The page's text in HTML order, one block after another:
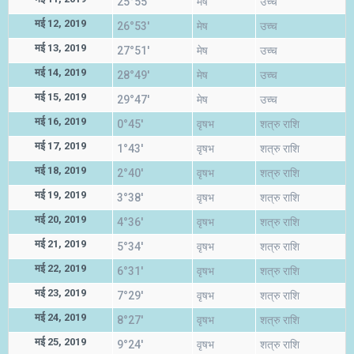
मई 12, 2019 26°53' मेष उच्च
मई 13, 2019 27°51' मेष उच्च
मई 14, 2019 28°49' मेष उच्च
मई 15, 2019 29°47' मेष उच्च
मई 16, 2019 0°45' वृषभ शत्रु राशि
मई 17, 2019 1°43' वृषभ शत्रु राशि
मई 18, 2019 2°40' वृषभ शत्रु राशि
मई 19, 2019 3°38' वृषभ शत्रु राशि
मई 20, 2019 4°36' वृषभ शत्रु राशि
मई 21, 2019 5°34' वृषभ शत्रु राशि
मई 22, 2019 6°31' वृषभ शत्रु राशि
मई 23, 2019 7°29' वृषभ शत्रु राशि
मई 24, 2019 8°27' वृषभ शत्रु राशि
मई 25, 2019 9°24' वृषभ शत्रु राशि